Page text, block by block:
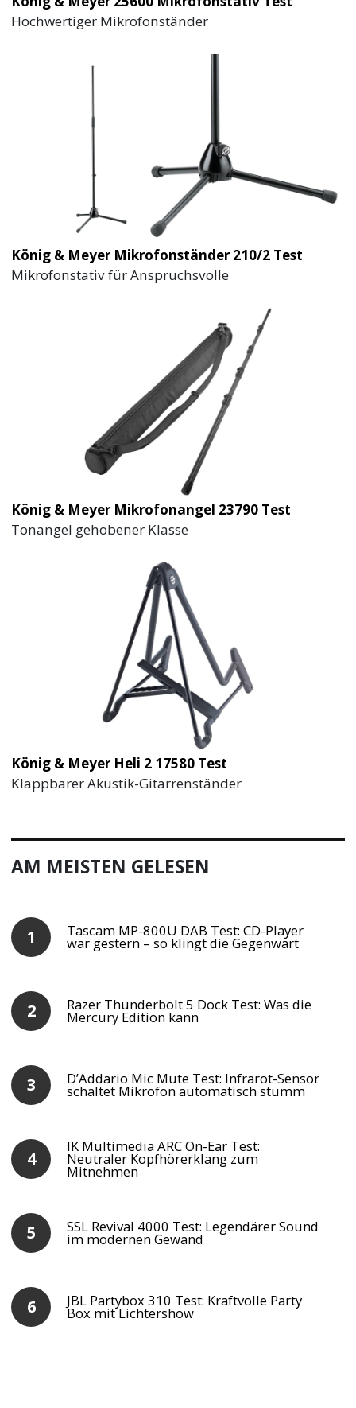
Hochwertiger Mikrofonständer
König & Meyer Mikrofonständer 210/2 Test
Mikrofonstativ für Anspruchsvolle
König & Meyer Mikrofonangel 23790 Test
Tonangel gehobener Klasse
König & Meyer Heli 2 17580 Test
Klappbarer Akustik-Gitarrenständer
AM MEISTEN GELESEN
Tascam MP-800U DAB Test: CD-Player
war gestern – so klingt die Gegenwart
Razer Thunderbolt 5 Dock Test: Was die
Mercury Edition kann
D’Addario Mic Mute Test: Infrarot-Sensor
schaltet Mikrofon automatisch stumm
IK Multimedia ARC On-Ear Test:
Neutraler Kopfhörerklang zum
Mitnehmen
SSL Revival 4000 Test: Legendärer Sound
im modernen Gewand
JBL Partybox 310 Test: Kraftvolle Party
Box mit Lichtershow